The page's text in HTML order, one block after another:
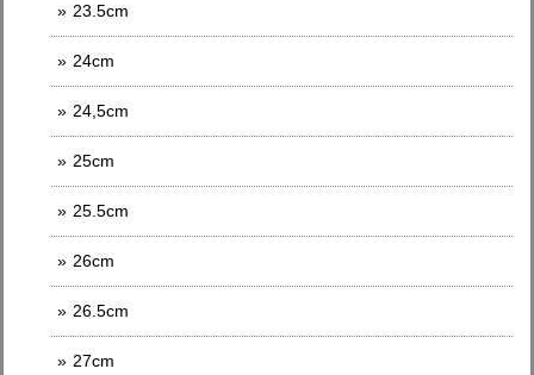
23.5cm
24cm
24,5cm
25cm
25.5cm
26cm
26.5cm
27cm